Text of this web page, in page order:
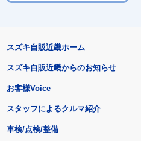
スズキ自販近畿ホーム
スズキ自販近畿からのお知らせ
お客様Voice
スタッフによるクルマ紹介
車検/点検/整備